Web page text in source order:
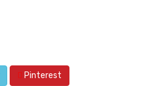
Pinterest